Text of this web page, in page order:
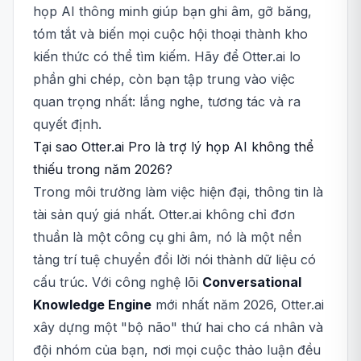
họp AI thông minh giúp bạn ghi âm, gỡ băng,
tóm tắt và biến mọi cuộc hội thoại thành kho
kiến thức có thể tìm kiếm. Hãy để Otter.ai lo
phần ghi chép, còn bạn tập trung vào việc
quan trọng nhất: lắng nghe, tương tác và ra
quyết định.
Tại sao Otter.ai Pro là trợ lý họp AI không thể
thiếu trong năm 2026?
Trong môi trường làm việc hiện đại, thông tin là
tài sản quý giá nhất. Otter.ai không chỉ đơn
thuần là một công cụ ghi âm, nó là một nền
tảng trí tuệ chuyển đổi lời nói thành dữ liệu có
cấu trúc. Với công nghệ lõi Conversational
Knowledge Engine mới nhất năm 2026, Otter.ai
xây dựng một "bộ não" thứ hai cho cá nhân và
đội nhóm của bạn, nơi mọi cuộc thảo luận đều